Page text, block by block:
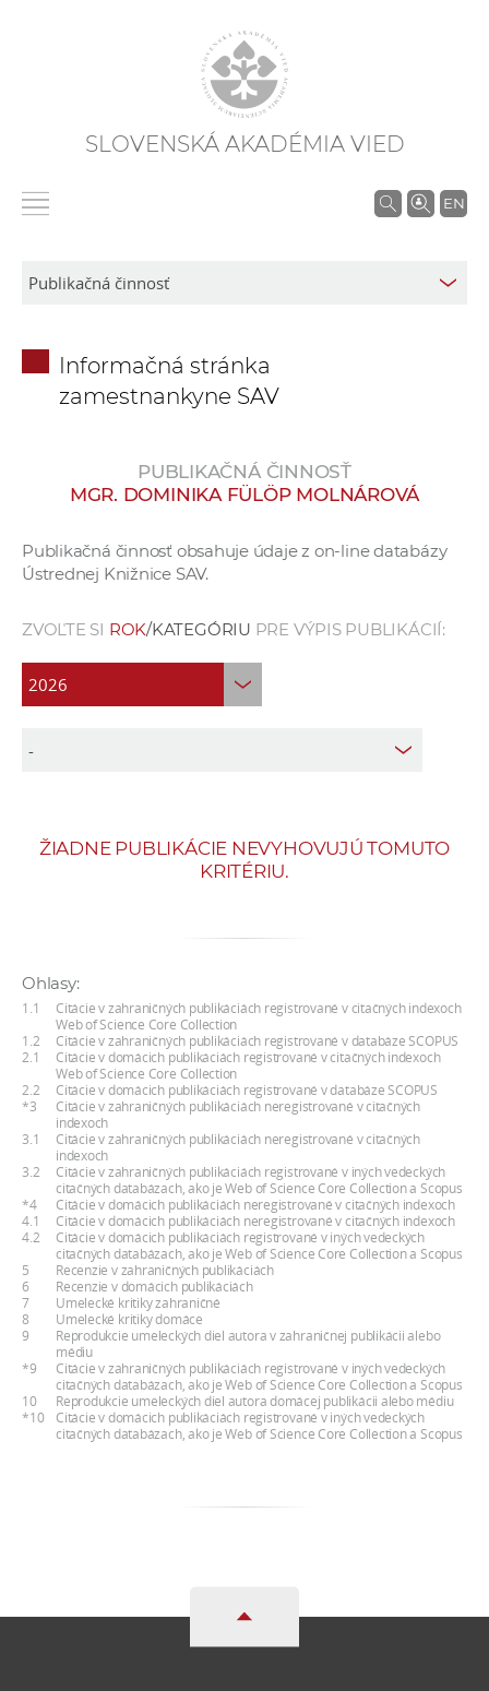
SLOVENSKÁ AKADÉMIA VIED
EN
V
e
p
c
í
c
o
n
o
c
h
Informačná stránka
zamestnankyne SAV
PUBLIKAČNÁ ČINNOSŤ
MGR. DOMINIKA FÜLÖP MOLNÁROVÁ
Publikačná činnosť obsahuje údaje z on-line databázy
Ústrednej Knižnice SAV.
ZVOĽTE SI ROK/KATEGÓRIU PRE VÝPIS PUBLIKÁCIÍ:
ŽIADNE PUBLIKÁCIE NEVYHOVUJÚ TOMUTO
KRITÉRIU.
Ohlasy:
1.1
Citácie v zahraničných publikáciách registrované v citačných indexoch
Web of Science Core Collection
1.2
Citácie v zahraničných publikáciách registrované v databáze SCOPUS
2.1
Citácie v domácich publikáciách registrované v citačných indexoch
Web of Science Core Collection
2.2
Citácie v domácich publikáciách registrované v databáze SCOPUS
*3
Citácie v zahraničných publikáciách neregistrované v citačných
indexoch
3.1
Citácie v zahraničných publikáciách neregistrované v citačných
indexoch
3.2
Citácie v zahraničných publikáciách registrované v iných vedeckých
citačných databázach, ako je Web of Science Core Collection a Scopus
*4
Citácie v domácich publikáciách neregistrované v citačných indexoch
4.1
Citácie v domácich publikáciách neregistrované v citačných indexoch
4.2
Citácie v domácich publikáciách registrované v iných vedeckých
citačných databázach, ako je Web of Science Core Collection a Scopus
5
Recenzie v zahraničných publikáciách
6
Recenzie v domácich publikáciách
7
Umelecké kritiky zahraničné
8
Umelecké kritiky domáce
9
Reprodukcie umeleckých diel autora v zahraničnej publikácii alebo
médiu
*9
Citácie v zahraničných publikáciách registrované v iných vedeckých
citačných databázach, ako je Web of Science Core Collection a Scopus
10
Reprodukcie umeleckých diel autora domácej publikácii alebo médiu
*10
Citácie v domácich publikáciách registrované v iných vedeckých
citačných databázach, ako je Web of Science Core Collection a Scopus